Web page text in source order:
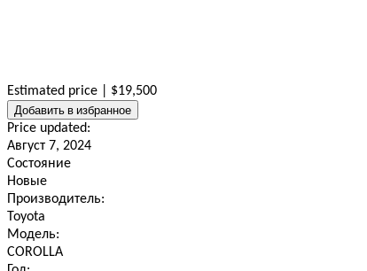
Estimated price | $19,500
Добавить в избранное
Price updated:
Август 7, 2024
Состояние
Новые
Производитель:
Toyota
Модель:
COROLLA